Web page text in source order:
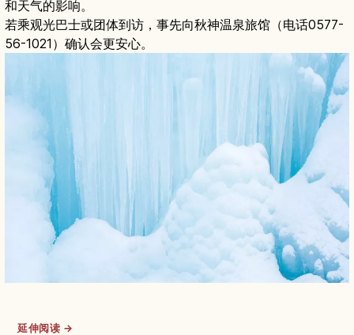
和天气的影响。
若乘观光巴士或团体到访，事先向秋神温泉旅馆（电话0577-
56-1021）确认会更安心。
延伸阅读 →